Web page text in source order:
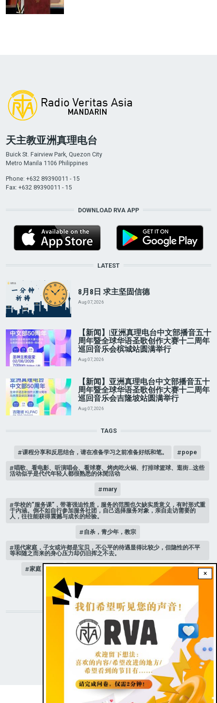
×
天主教亚洲真理电台
Buick St. Fairview Park, Quezon City
Metro Manila 1106 Philippines
Phone: +632 89390011 - 15
Fax: +632 89390011 - 15
DOWNLOAD RVA APP
LATEST
8月8日 求主坚固信德
Aug 07, 2026
【新闻】|亚洲真理电台中文部播音五十
周年暨全球华语圣歌创作大赛十二周年
巡回音乐会槟城站圆满举行
Aug 07, 2026
【新闻】亚洲真理电台中文部播音五十
周年暨全球华语圣歌创作大赛十二周年
巡回音乐会吉隆坡站圆满举行
Aug 07, 2026
TAGS
课程分享和反思结合，请在准备学习之前准备好纸和笔。 pope
唱歌、看电影、听演唱会、看球赛、烤肉吃火锅、打排球篮球、逛街…这些
活动似乎是代代年轻人都很熟悉的休閒活动
mary
学校的“服务课”，带著强迫性质，服务的范围也欠缺实质意义，有时形式重
于内涵。倒不如自行参加服务社团，自己选择服务对象，亲自走访需要的
人，往往能获得震撼与成长的经验。
自杀，青少年，教宗
现代家庭，子女或许都是宝贝，不公平的待遇显得比较少，但隐性的不平
等和随之而来的身心压力却仍旧挥之不去。
家庭 # 课堂 是可以选择，少男少女想要当男人还是女人？
人际关系
STAY CONNECTED WITH US!